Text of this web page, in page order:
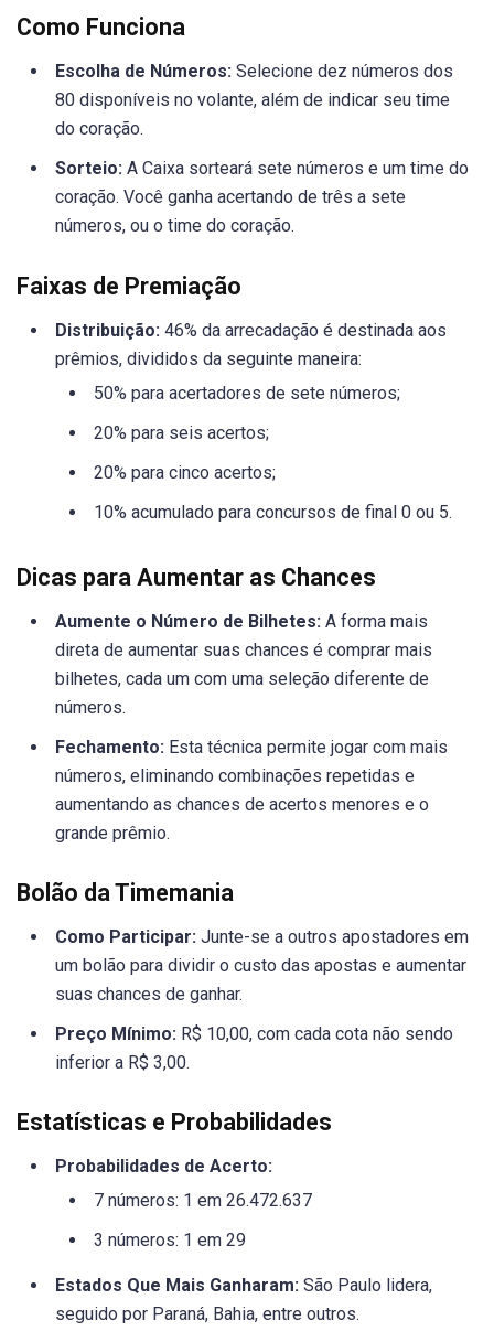
Como Funciona
Escolha de Números: Selecione dez números dos
80 disponíveis no volante, além de indicar seu time
do coração.
Sorteio: A Caixa sorteará sete números e um time do
coração. Você ganha acertando de três a sete
números, ou o time do coração.
Faixas de Premiação
Distribuição: 46% da arrecadação é destinada aos
prêmios, divididos da seguinte maneira:
50% para acertadores de sete números;
20% para seis acertos;
20% para cinco acertos;
10% acumulado para concursos de final 0 ou 5.
Dicas para Aumentar as Chances
Aumente o Número de Bilhetes: A forma mais
direta de aumentar suas chances é comprar mais
bilhetes, cada um com uma seleção diferente de
números.
Fechamento: Esta técnica permite jogar com mais
números, eliminando combinações repetidas e
aumentando as chances de acertos menores e o
grande prêmio.
Bolão da Timemania
Como Participar: Junte-se a outros apostadores em
um bolão para dividir o custo das apostas e aumentar
suas chances de ganhar.
Preço Mínimo: R$ 10,00, com cada cota não sendo
inferior a R$ 3,00.
Estatísticas e Probabilidades
Probabilidades de Acerto:
7 números: 1 em 26.472.637
3 números: 1 em 29
Estados Que Mais Ganharam: São Paulo lidera,
seguido por Paraná, Bahia, entre outros.